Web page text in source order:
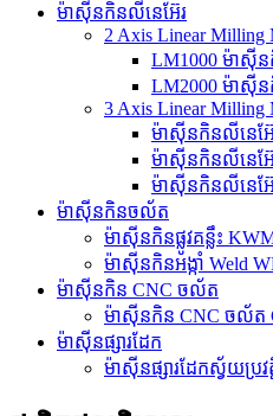
ម៉ាស៊ីនកិនលីនេអ៊ែរ
2 Axis Linear Milling
LM1000 ម៉ាស៊ី
LM2000 ម៉ាស៊ី
3 Axis Linear Milling
ម៉ាស៊ីនកិនលីនេអ៊
ម៉ាស៊ីនកិនលីនេអ៊
ម៉ាស៊ីនកិនលីនេអ៊
ម៉ាស៊ីនកិនចល័ត
ម៉ាស៊ីនកិនផ្លូវគន្លឹះ
ម៉ាស៊ីនកិនអង្កាំ Weld
ម៉ាស៊ីនកិន CNC ចល័ត
ម៉ាស៊ីនកិន CNC ចល័ត
ម៉ាស៊ីនផ្សារដែក
ម៉ាស៊ីនផ្សារដែកស្វ័យប្